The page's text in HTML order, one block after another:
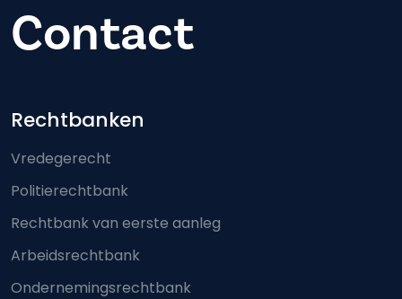
Contact
Footer-menu
Rechtbanken
Vredegerecht
Politierechtbank
Rechtbank van eerste aanleg
Arbeidsrechtbank
Ondernemingsrechtbank